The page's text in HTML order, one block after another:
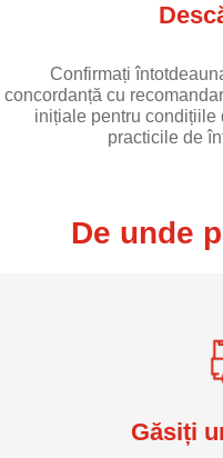
Confirmați
concordanță cu
inițiale pentru condițiile
practicile de
De unde
Găsiți